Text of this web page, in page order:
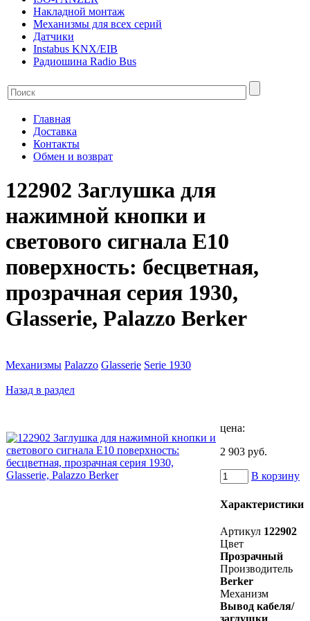
Накладной монтаж
Механизмы для всех серий
Датчики
Instabus KNX/EIB
Радиошина Radio Bus
Главная
Доставка
Контакты
Обмен и возврат
122902 Заглушка для
нажимной кнопки и
светового сигнала Е10
поверхность: бесцветная,
прозрачная серия 1930,
Glasserie, Palazzo Berker
Механизмы Palazzo Glasserie Serie 1930
Назад в раздел
цена:
2 903 руб.
В корзину
Характеристики
Артикул 122902
Цвет
Прозрачный
Производитель
Berker
Механизм
Вывод кабеля/